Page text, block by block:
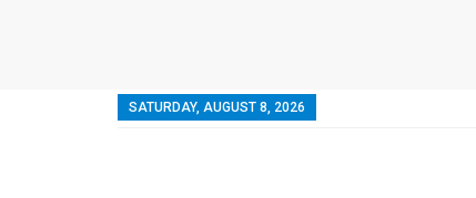
SATURDAY, AUGUST 8, 2026